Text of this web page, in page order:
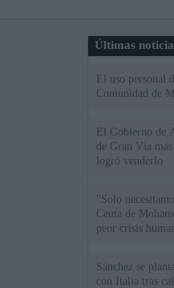
Últimas
El uso personal
Comunidad de
El Gobierno de
de Gran Vía
logró venderlo
"Solo
Ceuta de
peor crisis
Sánchez se
con Italia tras